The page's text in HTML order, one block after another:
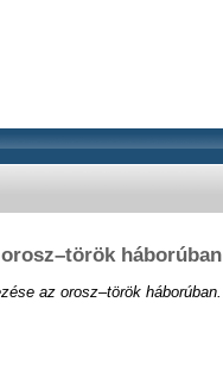
háborúban
az orosz–török háborúban.